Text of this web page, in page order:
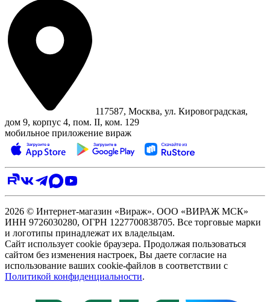
117587, Москва, ул. Кировоградская,
дом 9, корпус 4, пом. II, ком. 129
мобильное приложение вираж
2026 © Интернет-магазин «Вираж». ООО «ВИРАЖ МСК»
ИНН 9726030280, ОГРН 1227700838705. Все торговые марки
и логотипы принадлежат их владельцам.
Сайт использует cookie браузера. Продолжая пользоваться
сайтом без изменения настроек, Вы даете согласие на
использование ваших cookie-файлов в соответствии с
Политикой конфиденциальности.